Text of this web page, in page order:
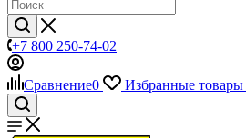
+7 800 250-74-02
Сравнение0 Избранные товары